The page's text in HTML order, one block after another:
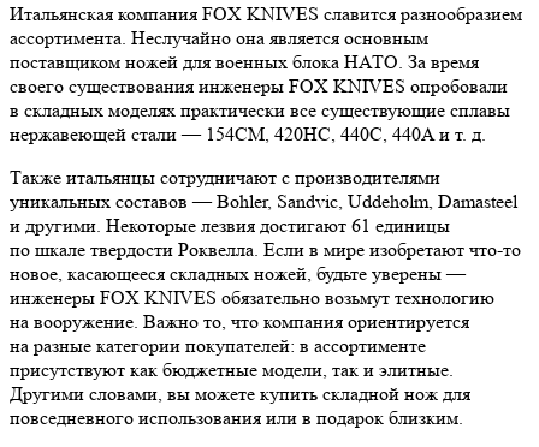
Итальянская компания FOX KNIVES славится разнообразием
ассортимента. Неслучайно она является основным
поставщиком ножей для военных блока НАТО. За время
своего существования инженеры FOX KNIVES опробовали
в складных моделях практически все существующие сплавы
нержавеющей стали — 154CM, 420HC, 440C, 440A и т. д.
Также итальянцы сотрудничают с производителями
уникальных составов — Bohler, Sandvic, Uddeholm, Damasteel
и другими. Некоторые лезвия достигают 61 единицы
по шкале твердости Роквелла. Если в мире изобретают что-то
новое, касающееся складных ножей, будьте уверены —
инженеры FOX KNIVES обязательно возьмут технологию
на вооружение. Важно то, что компания ориентируется
на разные категории покупателей: в ассортименте
присутствуют как бюджетные модели, так и элитные.
Другими словами, вы можете купить складной нож для
повседневного использования или в подарок близким.